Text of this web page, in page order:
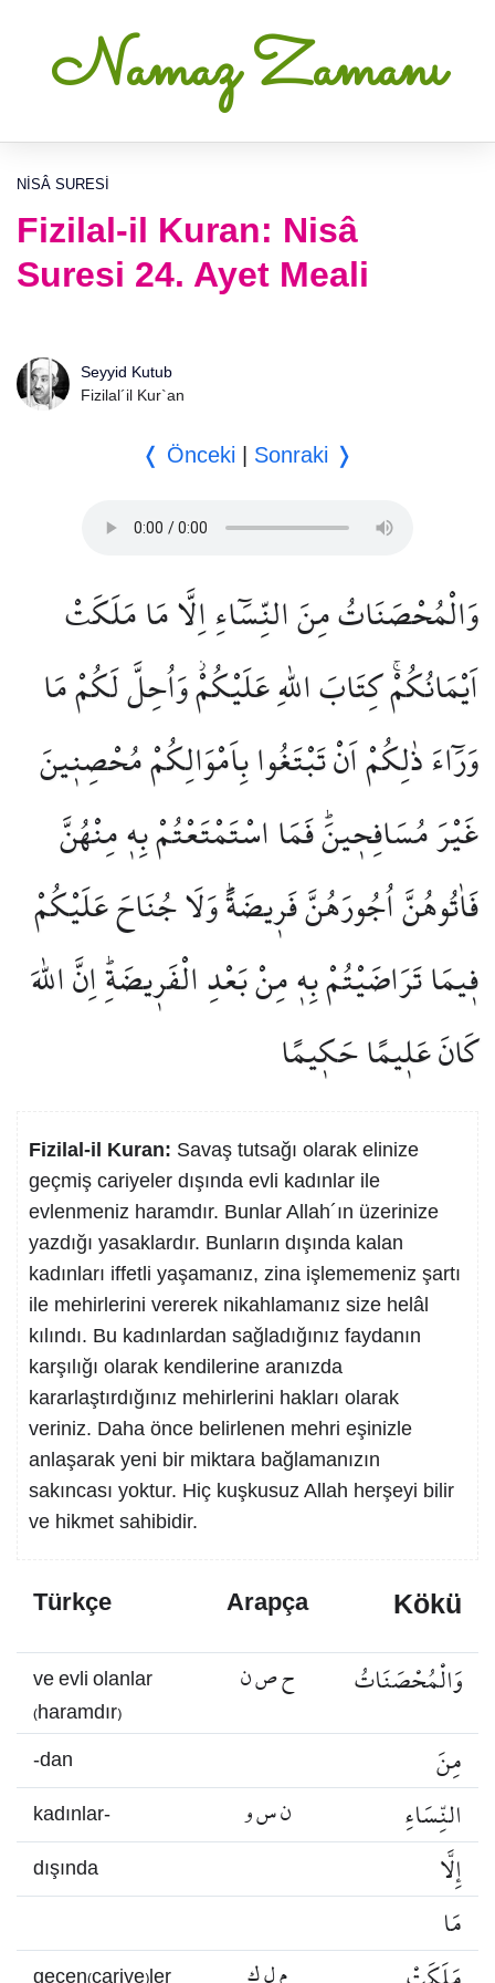
Namaz Zamanı
NISÂ SURESI
Fizilal-il Kuran: Nisâ
Suresi 24. Ayet Meali
Seyyid Kutub
Fizilal´il Kur`an
❬ Önceki Sonraki ❭
وَالْمُحْصَنَاتُ مِنَ النِّسَٓاءِ اِلَّا مَا مَلَكَتْ
اَيْمَانُكُمْۚ كِتَابَ اللّٰهِ عَلَيْكُمْۘ وَاُحِلَّ لَكُمْ مَا
وَرَٓاءَ ذٰلِكُمْ اَنْ تَبْتَغُوا بِاَمْوَالِكُمْ مُحْصِن۪ينَ
غَيْرَ مُسَافِح۪ينَۜ فَمَا اسْتَمْتَعْتُمْ بِه۪ مِنْهُنَّ
فَاٰتُوهُنَّ اُجُورَهُنَّ فَر۪يضَةًۜ وَلَا جُنَاحَ عَلَيْكُمْ
ف۪يمَا تَرَاضَيْتُمْ بِه۪ مِنْ بَعْدِ الْفَر۪يضَةِۜ اِنَّ اللّٰهَ
كَانَ عَل۪يمًا حَك۪يمًا
Fizilal-il Kuran: Savaş tutsağı olarak elinize
geçmiş cariyeler dışında evli kadınlar ile
evlenmeniz haramdır. Bunlar Allah´ın üzerinize
yazdığı yasaklardır. Bunların dışında kalan
kadınları iffetli yaşamanız, zina işlememeniz şartı
ile mehirlerini vererek nikahlamanız size helâl
kılındı. Bu kadınlardan sağladığınız faydanın
karşılığı olarak kendilerine aranızda
kararlaştırdığınız mehirlerini hakları olarak
veriniz. Daha önce belirlenen mehri eşinizle
anlaşarak yeni bir miktara bağlamanızın
sakıncası yoktur. Hiç kuşkusuz Allah herşeyi bilir
ve hikmet sahibidir.
Türkçe Arapça Kökü
ve evli olanlar
(haramdır)
ح ص ن وَالْمُحْصَنَاتُ
-dan مِنَ
kadınlar- ن س و النِّسَاءِ
dışında
إِلَّا
مَا